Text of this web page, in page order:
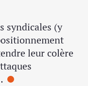
syndicales (y
leur colère